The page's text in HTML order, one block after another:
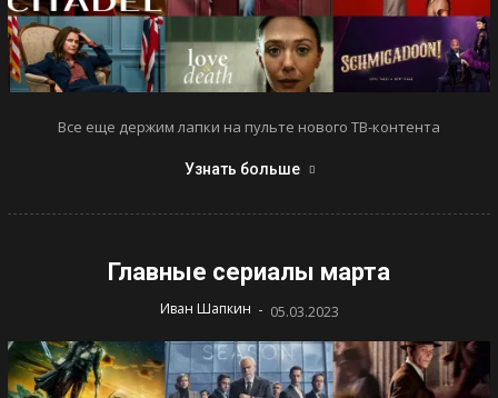
Все еще держим лапки на пульте нового ТВ-контента
Узнать больше
Главные сериалы марта
Иван Шапкин - 05.03.2023